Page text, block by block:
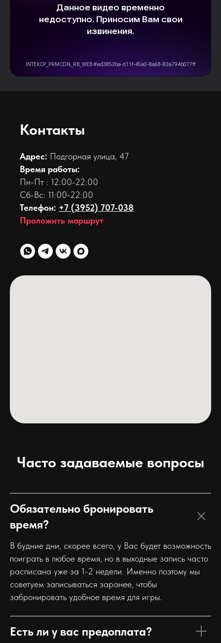
Контакты
Адрес: Подгорная улица, 47
Время работы:
Пн-Пт : 12:00-22:00
Сб-Вс: 11:00-22:00
Телефон: +7 (3952) 707-038
Проложить маршрут
Часто задаваемые вопросы
Обязательно бронировать
время?
В будние дни, скорее всего, у Вас будет возможность
поиграть в любое время, но в выходные запись часто
расписана уже за 1-2 недели. Именно поэтому мы
советуем записываться заранее, чтобы
забронировать удобное время для игры.
Есть ли у вас предоплата?